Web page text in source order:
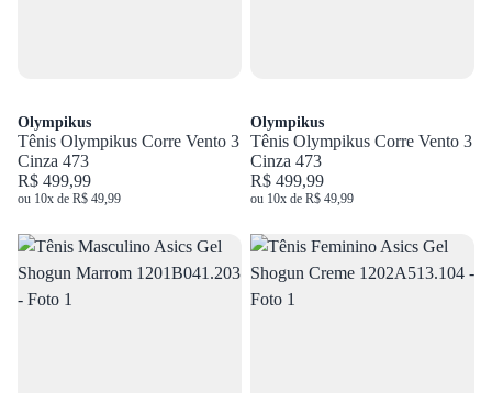
Olympikus
Tênis Olympikus Corre Vento 3
Cinza 473
R$ 499,99
ou 10x de R$ 49,99
Olympikus
Tênis Olympikus Corre Vento 3
Cinza 473
R$ 499,99
ou 10x de R$ 49,99